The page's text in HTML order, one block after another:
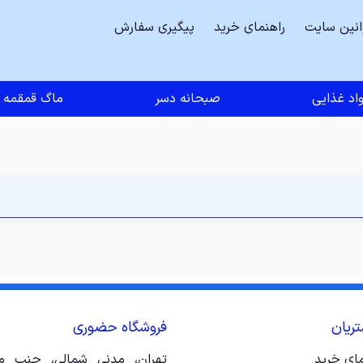
سایت راهنمای خرید پیگیری سفارش
غذایی صبحانه دسر ماگ قمقمه
فروشگاه حضوری